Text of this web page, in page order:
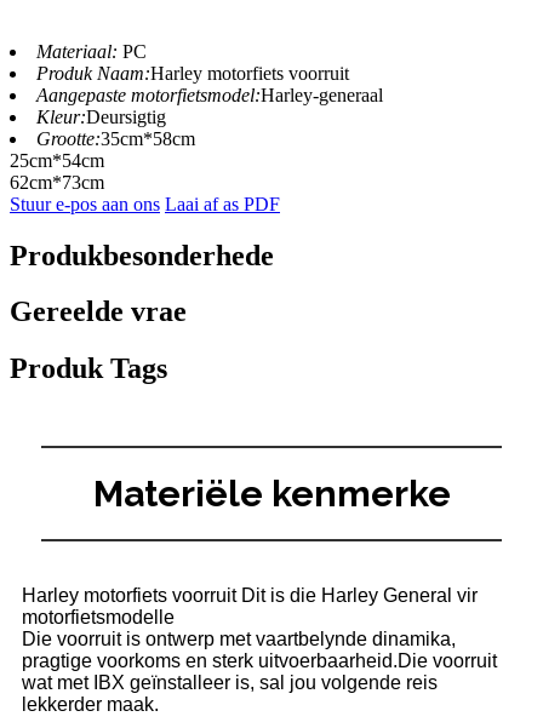
Materiaal: PC
Produk Naam:Harley motorfiets voorruit
Aangepaste motorfietsmodel:Harley-generaal
Kleur:Deursigtig
Grootte:35cm*58cm
25cm*54cm
62cm*73cm
Stuur e-pos aan ons Laai af as PDF
Produkbesonderhede
Gereelde vrae
Produk Tags
Materiële kenmerke
Harley motorfiets voorruit Dit is die Harley General vir
motorfietsmodelle
Die voorruit is ontwerp met vaartbelynde dinamika,
pragtige voorkoms en sterk uitvoerbaarheid.Die voorruit
wat met IBX geïnstalleer is, sal jou volgende reis
lekkerder maak.